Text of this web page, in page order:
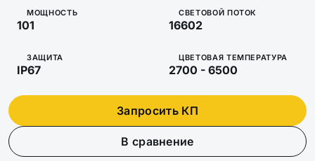
МОЩНОСТЬ
101
СВЕТОВОЙ ПОТОК
16602
ЗАЩИТА
IP67
ЦВЕТОВАЯ ТЕМПЕРАТУРА
2700 - 6500
Запросить КП
В сравнение